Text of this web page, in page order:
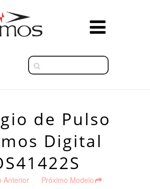
de Pulso
Digital
Anterior Próximo Modelo